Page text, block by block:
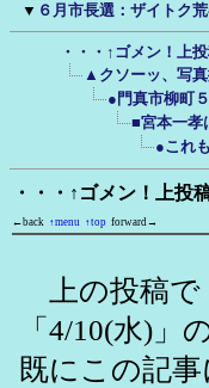
▼ ６月市長選：ザイトク
・・・↑ゴメン！上
▲クソーッ、写
●門真市柳町
■宮本一孝
●これ
・・・↑ゴメン！上投
←back ↑menu ↑top forward→
上の投稿で
「4/10(水)」
既にこの記